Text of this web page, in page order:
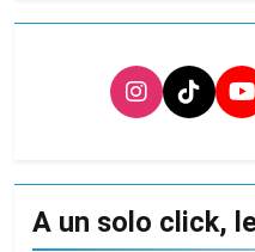
A un solo click,